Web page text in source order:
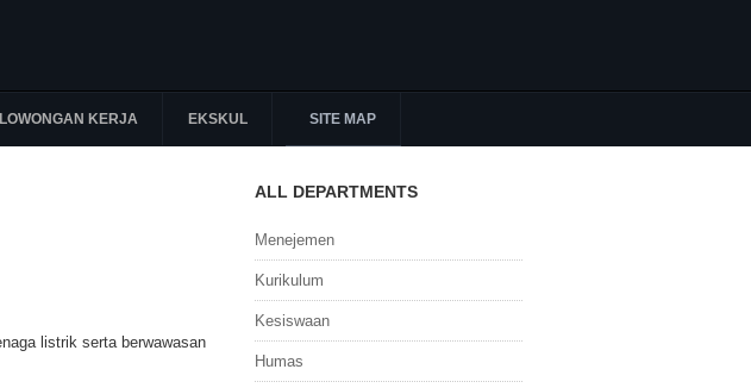
LOWONGAN KERJA EKSKUL SITE MAP
listrik serta berwawasan
ALL DEPARTMENTS
Menejemen
Kurikulum
Kesiswaan
Humas